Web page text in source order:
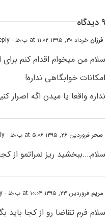
۹ دیدگاه
فرزان خرداد ۳۰, ۱۳۹۵ at ۱۱:۰۲ ب٫ظ - Reply
سلام من میخوام اقدام کنم
امکانات خوابگاهی نداره!
نداره واقعا یا میدن اگه اصرار
سحرفروردین ۲۶, ۱۳۹۵ at ۵:۰۶ ب٫ظ - Reply
سلام….ببخشید ریز نمراتمو از
مریم فروردین ۲۳, ۱۳۹۵ at ۱۰:۰۴ ب٫ظ - Reply
سلام فرم تقاضا رو از کجا باید